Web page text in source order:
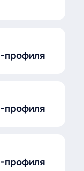
профиля
профиля
профиля